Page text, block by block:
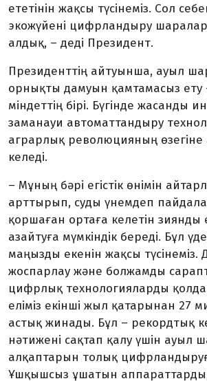
ететінін жақсы түсінеміз. Сол
экожүйені цифрлан­дыру
алдық, – деді Президент.
Президенттің айтуынша, ауыл
орнықты да­муын қамтамасыз ету
міндеттің бірі. Бүгінде жасанды
заманауи автомат­тан­дыру
аграр­лық революцияның
келеді.
– Мұның бәрі егістік өнімін
арттырып, суды үнем­деп
қоршаған ортаға келетін зиянды
азайтуға мүмкіндік береді. Бұл
маңызды екенін жақсы түсінеміз.
жоспарлау және болжамды
цифрлық технологияларды
еліміз екінші жыл қатары­нан 27
астық жи­нады. Бұл – рекордтық
нәтижені сақтап қалу үшін ауыл
алқаптарын толық цифрландыруға
Ұшқышсыз ұшатын